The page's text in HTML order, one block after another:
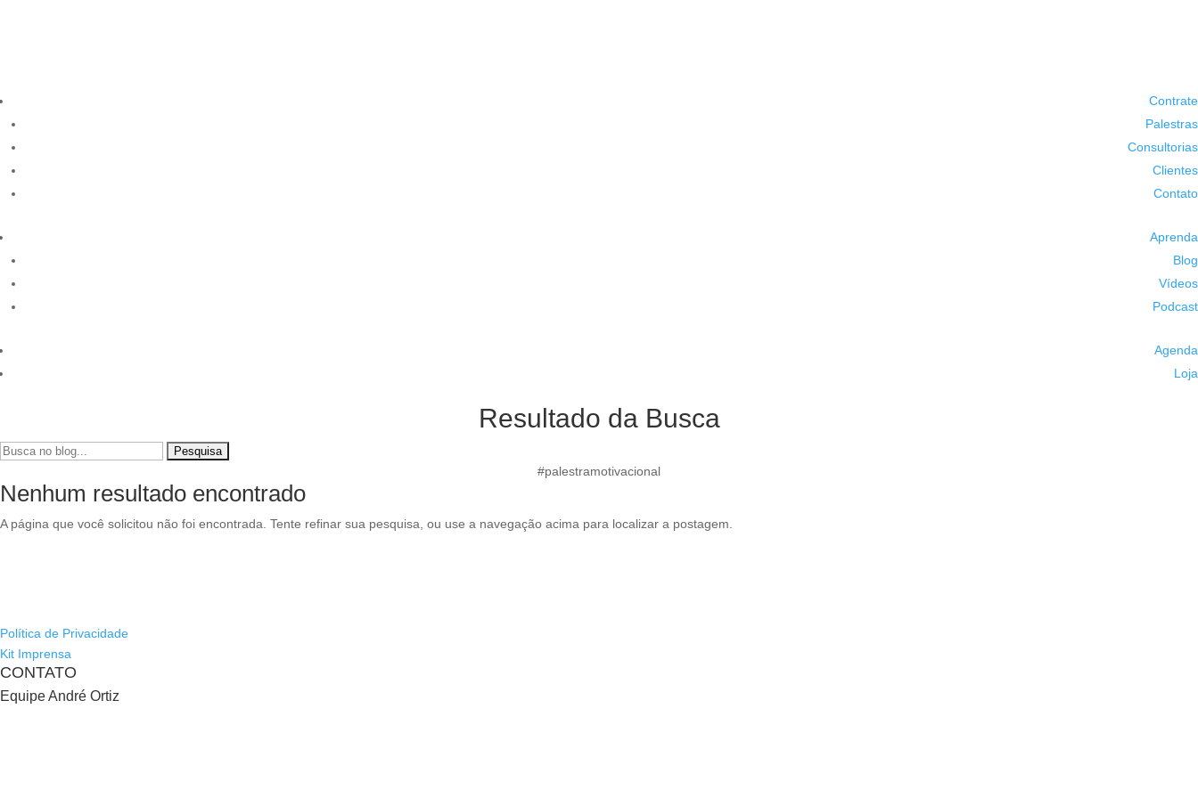
Contrate
Palestras
Consultorias
Clientes
Contato
Aprenda
Blog
Vídeos
Podcast
Agenda
Loja
Resultado da Busca
Pesquisar
#palestramotivacional
Nenhum resultado encontrado
A página que você solicitou não foi encontrada. Tente refinar sua pesquisa, ou use a navegação acima para localizar a postagem.
Política de Privacidade
Kit Imprensa
CONTATO
Equipe André Ortiz